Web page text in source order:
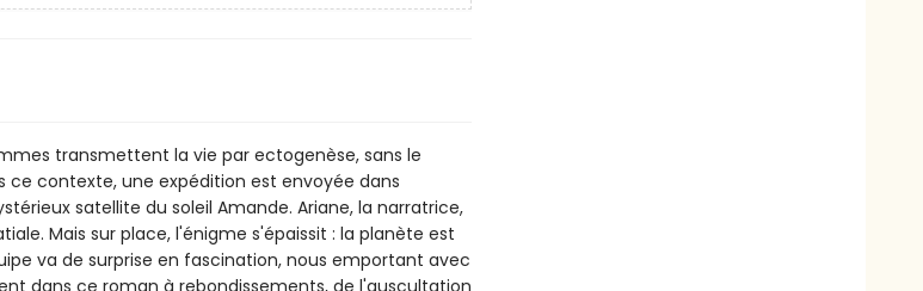
transmettent la vie par ectogenèse, sans le
ce contexte, une expédition est envoyée dans
satellite du soleil Amande. Ariane, la narratrice,
Mais sur place, l'énigme s'épaissit : la planète est
va de surprise en fascination, nous emportant avec
dans ce roman à rebondissements, de l'auscultation